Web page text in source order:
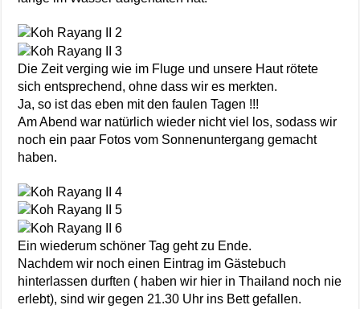
Die Zeit verging wie im Fluge und unsere Haut rötete
sich entsprechend, ohne dass wir es merkten.
Ja, so ist das eben mit den faulen Tagen !!!
Am Abend war natürlich wieder nicht viel los, sodass wir
noch ein paar Fotos vom Sonnenuntergang gemacht
haben.
Ein wiederum schöner Tag geht zu Ende.
Nachdem wir noch einen Eintrag im Gästebuch
hinterlassen durften ( haben wir hier in Thailand noch nie
erlebt), sind wir gegen 21.30 Uhr ins Bett gefallen.